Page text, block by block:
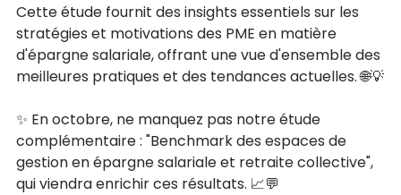
Cette étude fournit des insights essentiels sur les
stratégies et motivations des PME en matière
d'épargne salariale, offrant une vue d'ensemble des
meilleures pratiques et des tendances actuelles. 🌐💡
✨ En octobre, ne manquez pas notre étude
complémentaire : "Benchmark des espaces de
gestion en épargne salariale et retraite collective",
qui viendra enrichir ces résultats. 📈💬